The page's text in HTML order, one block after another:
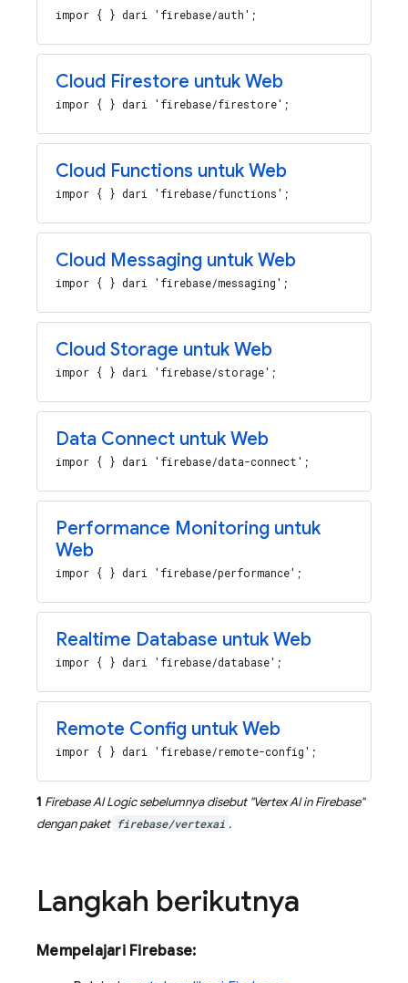
impor { } dari 'firebase/auth';
Cloud Firestore untuk Web
impor { } dari 'firebase/firestore';
Cloud Functions untuk Web
impor { } dari 'firebase/functions';
Cloud Messaging untuk Web
impor { } dari 'firebase/messaging';
Cloud Storage untuk Web
impor { } dari 'firebase/storage';
Data Connect untuk Web
impor { } dari 'firebase/data-connect';
Performance Monitoring untuk
Web
impor { } dari 'firebase/performance';
Realtime Database untuk Web
impor { } dari 'firebase/database';
Remote Config untuk Web
impor { } dari 'firebase/remote-config';
1 Firebase AI Logicsebelumnya disebut "Vertex AI in Firebase"
dengan paket firebase/vertexai .
Langkah berikutnya
Mempelajari Firebase: